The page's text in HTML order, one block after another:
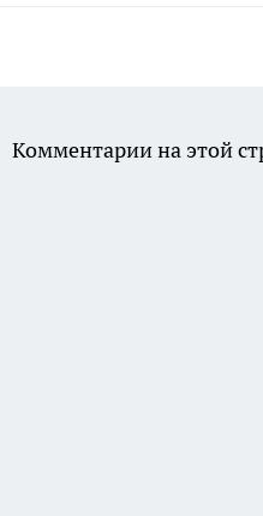
Комментарии на этой